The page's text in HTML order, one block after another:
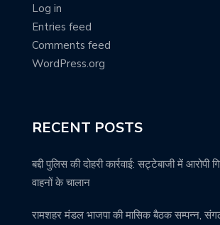
Log in
Entries feed
Comments feed
WordPress.org
RECENT POSTS
बद्दी पुलिस की दोहरी कार्रवाई: सट्टेबाजी में आरोपी
वाहनों के चालान
रामशहर मंडल भाजपा की मासिक बैठक सम्पन्न,